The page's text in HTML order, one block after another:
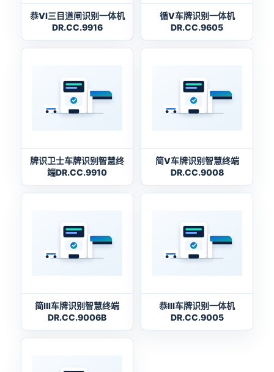
恭VI三目道闸识别一体机
DR.CC.9916
循V车牌识别一体机
DR.CC.9605
牌识卫士车牌识别智慧终
端DR.CC.9910
简V车牌识别智慧终端
DR.CC.9008
简Ⅲ车牌识别智慧终端
DR.CC.9006B
恭Ⅲ车牌识别一体机
DR.CC.9005